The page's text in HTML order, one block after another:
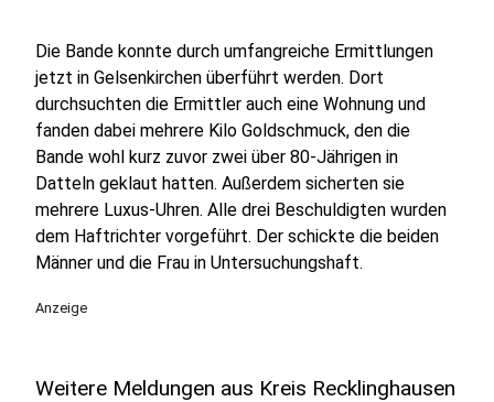
Die Bande konnte durch umfangreiche Ermittlungen
jetzt in Gelsenkirchen überführt werden. Dort
durchsuchten die Ermittler auch eine Wohnung und
fanden dabei mehrere Kilo Goldschmuck, den die
Bande wohl kurz zuvor zwei über 80-Jährigen in
Datteln geklaut hatten. Außerdem sicherten sie
mehrere Luxus-Uhren. Alle drei Beschuldigten wurden
dem Haftrichter vorgeführt. Der schickte die beiden
Männer und die Frau in Untersuchungshaft.
Anzeige
Weitere Meldungen aus Kreis Recklinghausen